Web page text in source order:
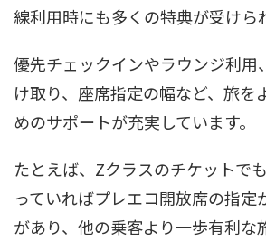
線利用時にも多くの特典が受けら
優先チェックインやラウンジ利用
け取り、座席指定の幅など、旅を
めのサポートが充実しています。
たとえば、Zクラスのチケットで
っていればプレエコ開放席の指定
があり、他の乗客より一歩有利な